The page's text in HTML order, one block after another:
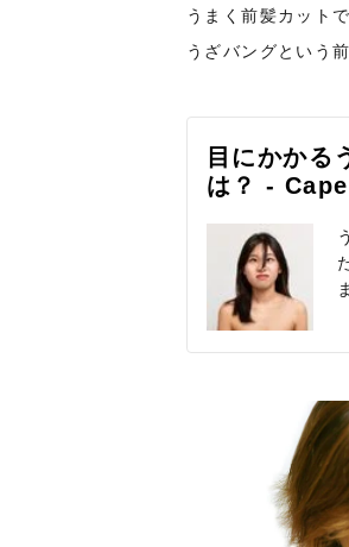
うまく前髪カット
うざバングという
目にかかる
は？ -